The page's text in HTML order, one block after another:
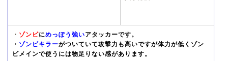
・ ゾンビにめっぽう強いアタッカーです。
・ ゾンビキラーがついていて攻撃力も高いですが体力が低くゾン
ビメインで使うには物足りない感があります。